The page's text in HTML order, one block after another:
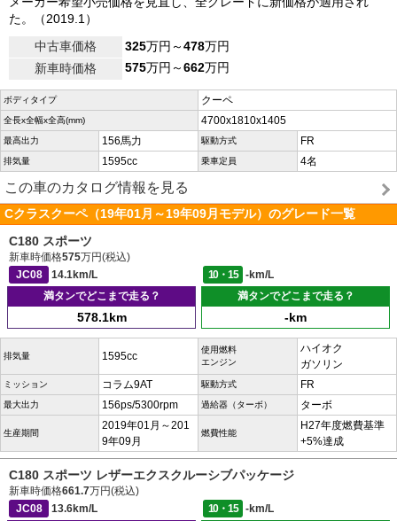
た。（2019.1）
中古車価格
325万円～478万円
新車時価格
575万円～662万円
ボディタイプ クーペ
全長x全幅x全高(mm) 4700x1810x1405
最高出力 156馬力 駆動方式 FR
排気量 1595cc 乗車定員 4名
この車のカタログ情報を見る
Cクラスクーペ（19年01月～19年09月モデル）のグレード一覧
C180 スポーツ
新車時価格575万円(税込)
JC08
14.1km/L 10・15
-km/L
満タンでどこまで走る？
578.1km
満タンでどこまで走る？
-km
排気量 1595cc
使用燃料
エンジン
ハイオク
ガソリン
ミッション コラム9AT 駆動方式 FR
最大出力 156ps/5300rpm 過給器（ターボ） ターボ
生産期間
2019年01月～201
9年09月
燃費性能
H27年度燃費基準
+5%達成
C180 スポーツ レザーエクスクルーシブパッケージ
新車時価格661.7万円(税込)
JC08
13.6km/L 10・15
-km/L